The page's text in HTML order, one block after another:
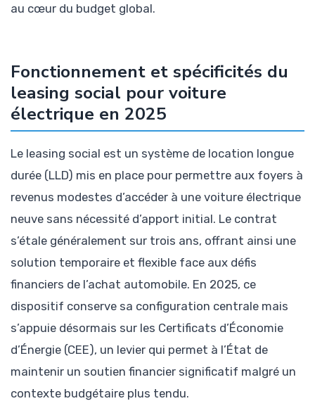
au cœur du budget global.
Fonctionnement et spécificités du
leasing social pour voiture
électrique en 2025
Le leasing social est un système de location longue
durée (LLD) mis en place pour permettre aux foyers à
revenus modestes d’accéder à une voiture électrique
neuve sans nécessité d’apport initial. Le contrat
s’étale généralement sur trois ans, offrant ainsi une
solution temporaire et flexible face aux défis
financiers de l’achat automobile. En 2025, ce
dispositif conserve sa configuration centrale mais
s’appuie désormais sur les Certificats d’Économie
d’Énergie (CEE), un levier qui permet à l’État de
maintenir un soutien financier significatif malgré un
contexte budgétaire plus tendu.